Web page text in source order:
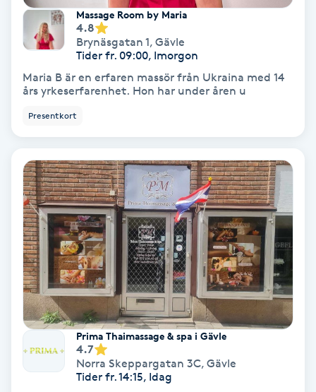
Gua Sha-massage
Hatha Yoga
Healing
Herrklippning
HIFU
Hollywood Peel
Hot Stone Massage
Hot yoga
Massage Room by Maria
4.8
Brynäsgatan 1, Gävle
Tider fr. 09:00, Imorgon
Maria B är en erfaren massör från Ukraina med 14
års yrkeserfarenhet. Hon har under åren u
Presentkort
Prima Thaimassage & spa i Gävle
4.7
Norra Skeppargatan 3C, Gävle
Tider fr. 14:15, Idag